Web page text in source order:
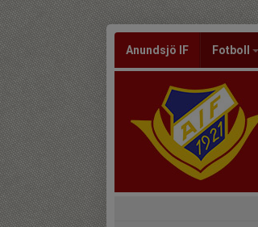
Anundsjö IF Fotboll